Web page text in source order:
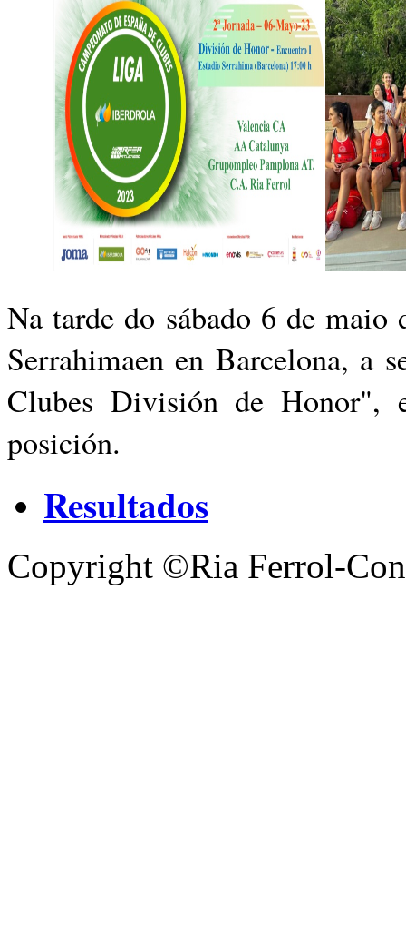
Na tarde do sábado 6 de
Serrahimaen en Barcelona, a
Clubes División de Honor",
posición.
Resultados
Copyright ©Ria Ferrol-